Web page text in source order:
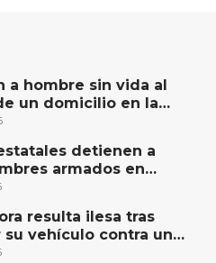
a hombre sin vida al
un domicilio en la
El Rodeo, San Juan del
detienen a
armados en
resulta ilesa tras
su vehículo contra un